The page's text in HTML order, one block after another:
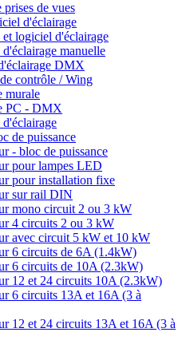
prises de vues
d'éclairage
et logiciel d'éclairage
manuelle
DMX
contrôle / Wing
murale
PC - DMX
de puissance
- bloc de puissance
pour lampes LED
pour installation fixe
sur rail DIN
mono circuit 2 ou 3 kW
4 circuits 2 ou 3 kW
avec circuit 5 kW et 10 kW
6 circuits de 6A (1.4kW)
6 circuits de 10A (2.3kW)
12 et 24 circuits 10A (2.3kW)
6 circuits 13A et 16A (3 à
12 et 24 circuits 13A et 16A (3 à